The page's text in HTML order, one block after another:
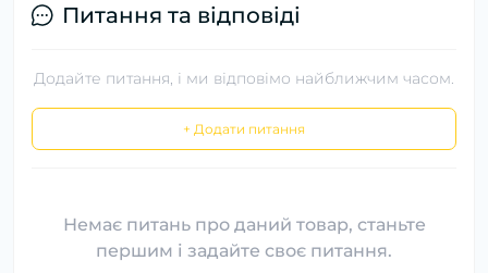
Питання та відповіді
Додайте питання, і ми відповімо найближчим часом.
+ Додати питання
Немає питань про даний товар, станьте
першим і задайте своє питання.